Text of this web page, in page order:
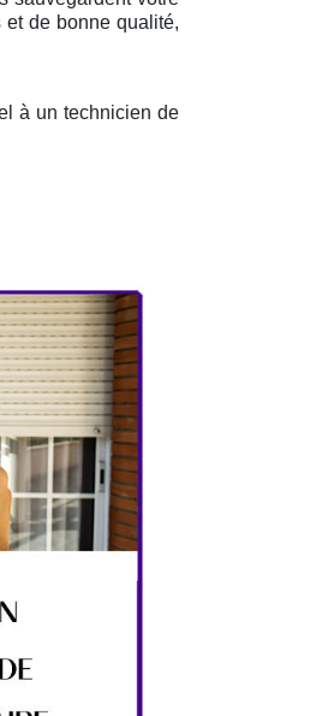
de bonne qualité,
à un technicien de